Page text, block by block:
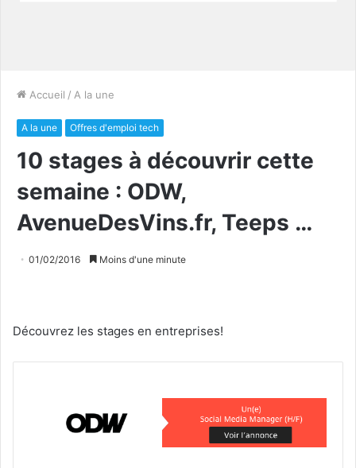
Accueil / A la une
A la une Offres d'emploi tech
10 stages à découvrir cette
semaine : ODW,
AvenueDesVins.fr, Teeps …
01/02/2016 Moins d'une minute
Découvrez les stages en entreprises!